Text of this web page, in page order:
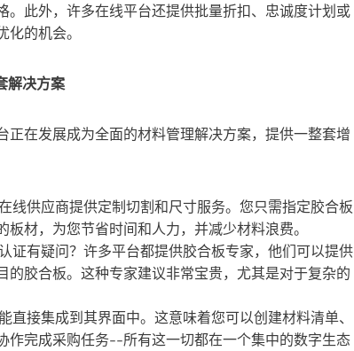
此外，许多在线平台还提供批量折扣、忠诚度计划或
的机会。
解决方案
在发展成为全面的材料管理解决方案，提供一整套增
线供应商提供定制切割和尺寸服务。您只需指定胶合板
材，为您节省时间和人力，并减少材料浪费。
证有疑问？许多平台都提供胶合板专家，他们可以提供
胶合板。这种专家建议非常宝贵，尤其是对于复杂的
接集成到其界面中。这意味着您可以创建材料清单、
作完成采购任务--所有这一切都在一个集中的数字生态